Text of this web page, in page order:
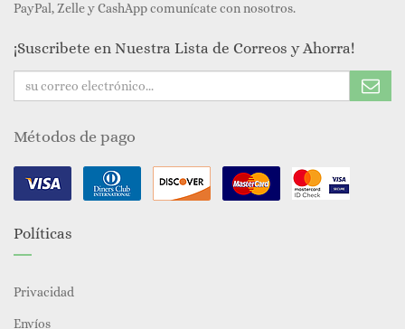
PayPal, Zelle y CashApp comunícate con nosotros.
¡Suscribete en Nuestra Lista de Correos y Ahorra!
Métodos de pago
Políticas
Privacidad
Envíos